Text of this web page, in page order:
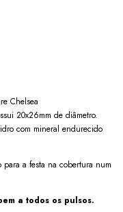
Chelsea
20x26mm de diâmetro.
com mineral endurecido
a festa na cobertura num
a todos os pulsos.